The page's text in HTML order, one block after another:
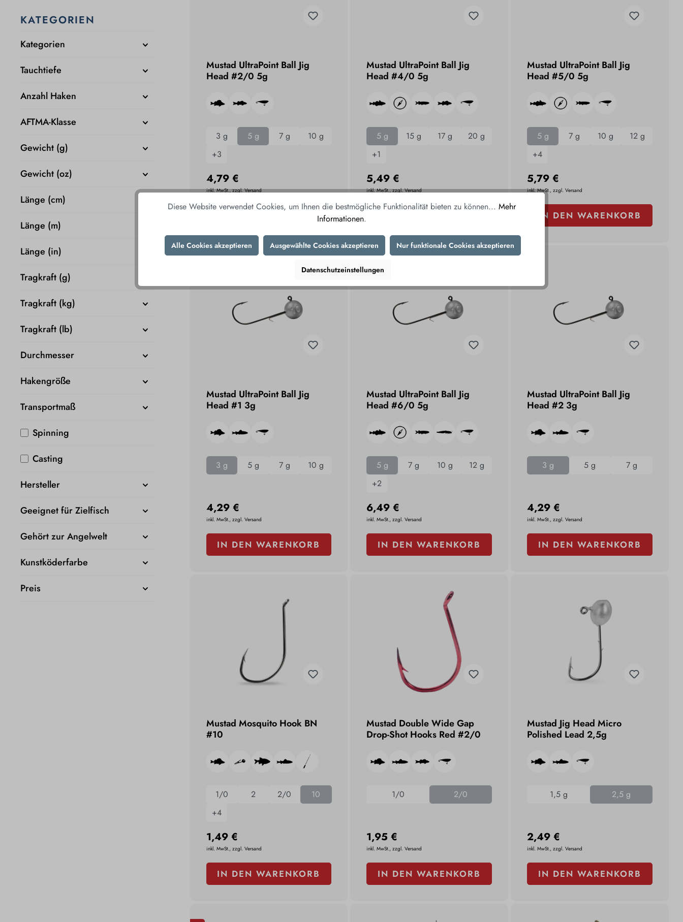
KATEGORIEN
Kategorien
Tauchtiefe
Anzahl Haken
AFTMA-Klasse
Gewicht (g)
Gewicht (oz)
Länge (cm)
Länge (m)
Länge (in)
Tragkraft (g)
Tragkraft (kg)
Tragkraft (lb)
Durchmesser
Hakengröße
Transportmaß
Spinning
Casting
Hersteller
Geeignet für Zielfisch
Gehört zur Angelwelt
Kunstköderfarbe
Preis
Mustad UltraPoint Ball Jig
Head #2/0 5g
3 g 5 g 7 g
10 g
+3
4,79 €
inkl. MwSt., zzgl. Versand
IN DEN WARENKORB
Mustad UltraPoint Ball Jig
Head #4/0 5g
5 g 15 g 17 g
20 g
+1
5,49 €
inkl. MwSt., zzgl. Versand
Mustad UltraPoint Ball Jig
Head #5/0 5g
5 g 7 g 10 g
12 g
+4
5,79 €
inkl. MwSt., zzgl. Versand
IN DEN WARENKORB
Mustad UltraPoint Ball Jig
Head #1 3g
3 g 5 g 7 g 10 g
4,29 €
inkl. MwSt., zzgl. Versand
IN DEN WARENKORB
Mustad UltraPoint Ball Jig
Head #6/0 5g
5 g 7 g 10 g
12 g
+2
6,49 €
inkl. MwSt., zzgl. Versand
IN DEN WARENKORB
Mustad UltraPoint Ball Jig
Head #2 3g
3 g 5 g 7 g
4,29 €
inkl. MwSt., zzgl. Versand
IN DEN WARENKORB
Mustad Mosquito Hook BN
#10
1/0 2 2/0
10
+4
1,49 €
inkl. MwSt., zzgl. Versand
IN DEN WARENKORB
Mustad Double Wide Gap
Drop-Shot Hooks Red #2/0
1/0 2/0
1,95 €
inkl. MwSt., zzgl. Versand
IN DEN WARENKORB
Mustad Jig Head Micro
Polished Lead 2,5g
1,5 g 2,5 g
2,49 €
inkl. MwSt., zzgl. Versand
IN DEN WARENKORB
Diese Website verwendet Cookies, um Ihnen die bestmögliche Funktionalität bieten zu können... Mehr
Informationen.
Alle Cookies akzeptieren Ausgewählte Cookies akzeptieren Nur funktionale Cookies akzeptieren
Datenschutzeinstellungen